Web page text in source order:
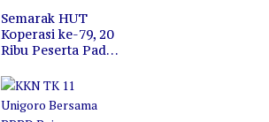
Semarak HUT
Koperasi ke-79, 20
Ribu Peserta Padati
Pasar Wisata
Bojonegoro